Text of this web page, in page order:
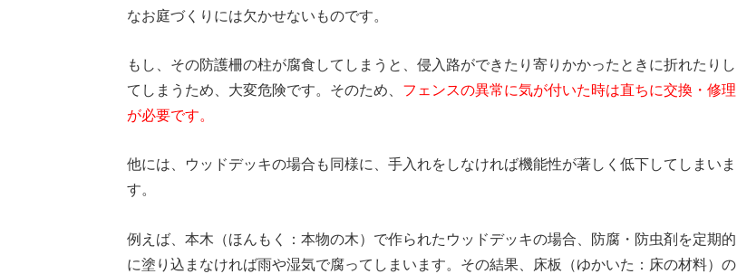
なお庭づくりには欠かせないものです。
もし、その防護柵の柱が腐食してしまうと、侵入路ができたり寄りかかったときに折れたりし
てしまうため、大変危険です。そのため、 フェンスの異常に気が付いた時は直ちに交換・修理
が必要です。
他には、ウッドデッキの場合も同様に、手入れをしなければ機能性が著しく低下してしまいま
す。
例えば、本木（ほんもく：本物の木）で作られたウッドデッキの場合、防腐・防虫剤を定期的
に塗り込まなければ雨や湿気で腐ってしまいます。その結果、床板（ゆかいた：床の材料）の